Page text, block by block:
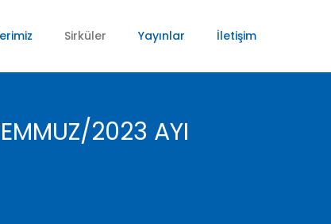
Sirküler Yayınlar İletişim
2023 AYI